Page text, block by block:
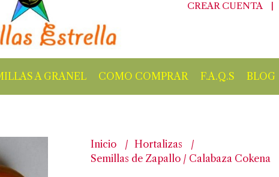
CREAR CUENTA
A GRANEL COMO COMPRAR F.A.Q.S BLOG
Inicio
Hortalizas
Semillas de Zapallo / Calabaza Cokena